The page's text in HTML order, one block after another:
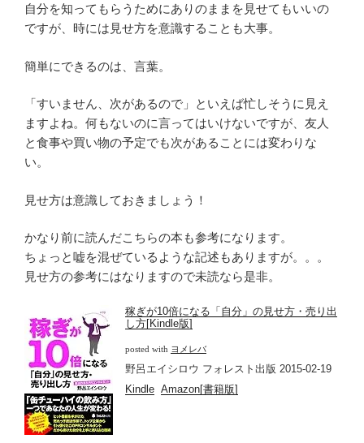
自分を知ってもらうためにありのままを見せてもいいの
ですが、時には見せ方を意識することも大事。
簡単にできるのは、言葉。
「すいません、次があるので」といえば忙しそうに見え
ますよね。何もないのに言ってはいけないですが、友人
と食事や買い物の予定でも次があることには変わりな
い。
見せ方は意識しておきましょう！
かなり前に読んだこちらの本も参考になります。
ちょっと嘘を混ぜているような記述もありますが。。。
見せ方の参考にはなりますので未読なら是非。
稼ぎが10倍になる「自分」の見せ方・売り出
し方[Kindle版]
posted with ヨメレバ
野呂エイシロウ フォレスト出版 2015-02-19
Kindle Amazon[書籍版]